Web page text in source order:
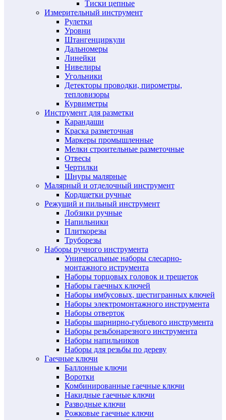
Тиски цепные
Измерительный инструмент
Рулетки
Уровни
Штангенциркули
Дальномеры
Линейки
Нивелиры
Угольники
Детекторы проводки, пирометры,
тепловизоры
Курвиметры
Инструмент для разметки
Карандаши
Краска разметочная
Маркеры промышленные
Мелки строительные разметочные
Отвесы
Чертилки
Шнуры малярные
Малярный и отделочный инструмент
Кордщетки ручные
Режущий и пильный инструмент
Лобзики ручные
Напильники
Плиткорезы
Труборезы
Наборы ручного инструмента
Универсальные наборы слесарно-
монтажного иструмента
Наборы торцовых головок и трещеток
Наборы гаечных ключей
Наборы имбусовых, шестигранных ключей
Наборы электромонтажного инструмента
Наборы отверток
Наборы шарнирно-губцевого инструмента
Наборы резьбонарезного инструмента
Наборы напильников
Наборы для резьбы по дереву
Гаечные ключи
Баллонные ключи
Воротки
Комбинированные гаечные ключи
Накидные гаечные ключи
Разводные ключи
Рожковые гаечные ключи